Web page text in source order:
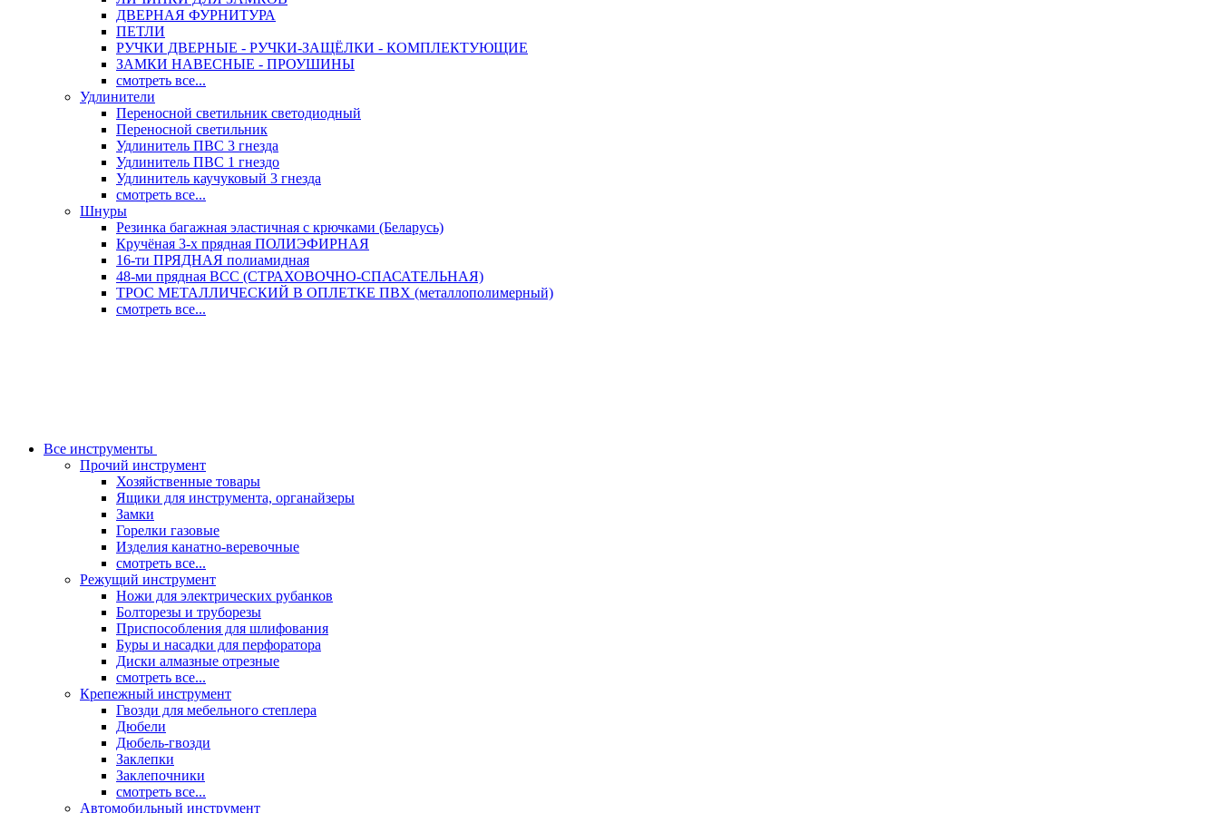
ДВЕРНАЯ ФУРНИТУРА
ПЕТЛИ
РУЧКИ ДВЕРНЫЕ - РУЧКИ-ЗАЩЁЛКИ - КОМПЛЕКТУЮЩИЕ
ЗАМКИ НАВЕСНЫЕ - ПРОУШИНЫ
смотреть все...
Удлинители
Переносной светильник светодиодный
Переносной светильник
Удлинитель ПВС 3 гнезда
Удлинитель ПВС 1 гнездо
Удлинитель каучуковый 3 гнезда
смотреть все...
Шнуры
Резинка багажная эластичная с крючками (Беларусь)
Кручёная 3-х прядная ПОЛИЭФИРНАЯ
16-ти ПРЯДНАЯ полиамидная
48-ми прядная ВСС (СТРАХОВОЧНО-СПАСАТЕЛЬНАЯ)
ТРОС МЕТАЛЛИЧЕСКИЙ В ОПЛЕТКЕ ПВХ (металлополимерный)
смотреть все...
Все инструменты
Прочий инструмент
Хозяйственные товары
Ящики для инструмента, органайзеры
Замки
Горелки газовые
Изделия канатно-веревочные
смотреть все...
Режущий инструмент
Ножи для электрических рубанков
Болторезы и труборезы
Приспособления для шлифования
Буры и насадки для перфоратора
Диски алмазные отрезные
смотреть все...
Крепежный инструмент
Гвозди для мебельного степлера
Дюбели
Дюбель-гвозди
Заклепки
Заклепочники
смотреть все...
Автомобильный инструмент